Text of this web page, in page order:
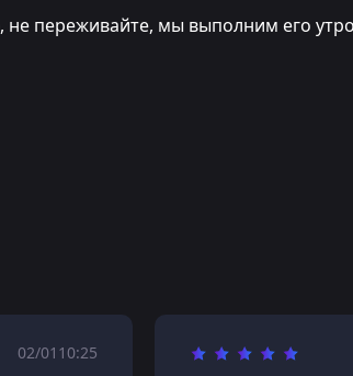
не переживайте, мы выполним его
02/01 10:25